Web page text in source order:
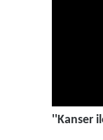
''Kanser